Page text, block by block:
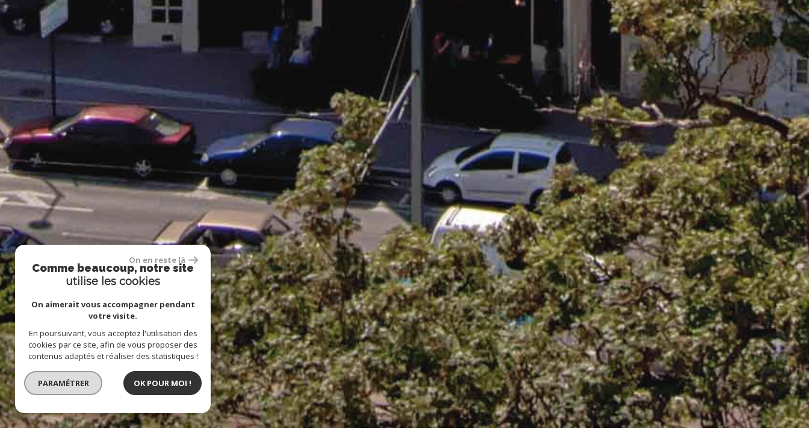
On en reste là
Comme beaucoup, notre site
utilise les cookies
On aimerait vous accompagner pendant
votre visite.
En poursuivant, vous acceptez l'utilisation des
cookies par ce site, afin de vous proposer des
contenus adaptés et réaliser des statistiques !
PARAMÉTRER OK POUR MOI !